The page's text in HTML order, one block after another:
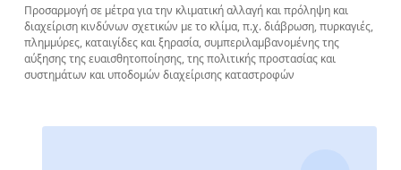
Προσαρμογή σε μέτρα για την κλιματική αλλαγή και πρόληψη και
διαχείριση κινδύνων σχετικών με το κλίμα, π.χ. διάβρωση, πυρκαγιές,
πλημμύρες, καταιγίδες και ξηρασία, συμπεριλαμβανομένης της
αύξησης της ευαισθητοποίησης, της πολιτικής προστασίας και
συστημάτων και υποδομών διαχείρισης καταστροφών